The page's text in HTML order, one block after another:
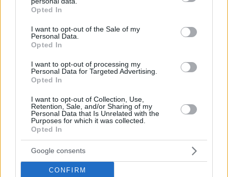
grant or deny consent to Google and its third-party tags to
use your data for below specified purposes in below Google
consent section.
Opted In
I want to opt-out of the Sale of my
Personal Data.
Opted In
I want to opt-out of processing my
Personal Data for Targeted Advertising.
Opted In
I want to opt-out of Collection, Use,
Retention, Sale, and/or Sharing of my
Personal Data that Is Unrelated with the
Purposes for which it was collected.
Opted In
Google consents
CONFIRM
Προϊστάμενο της Υπηρεσίας ή της Αρχής στην
οποία ανήκει το όργανο το οποίο διαπίστωσε
την παράβαση.
Η υποβολή αντιρρήσεων πραγματοποιείται
μόνον ηλεκτρονικά
στη σχετική διεύθυνση που
Πράξης Επιβολής Προστίμου και Αναστολής
Λειτουργίας.
Με απόφαση του Προϊσταμένου της Υπηρεσίας
ή της Αρχής, συγκροτείται τριμελής επιτροπή, η
οποία εξετάζει εντός σαράντα οκτώ (48) ωρών